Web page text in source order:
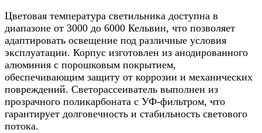
Цветовая температура светильника доступна в
диапазоне от 3000 до 6000 Кельвин, что позволяет
адаптировать освещение под различные условия
эксплуатации. Корпус изготовлен из анодированного
алюминия с порошковым покрытием,
обеспечивающим защиту от коррозии и механических
повреждений. Светорассеиватель выполнен из
прозрачного поликарбоната с УФ-фильтром, что
гарантирует долговечность и стабильность светового
потока.